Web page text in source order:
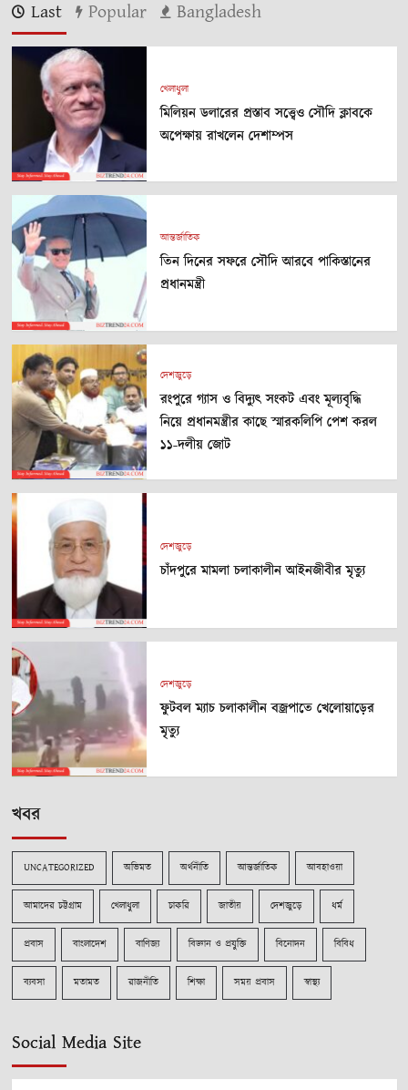
Last Popular Bangladesh
খেলাধুলা
মিলিয়ন ডলারের প্রস্তাব সত্ত্বেও সৌদি ক্লাবকে
অপেক্ষায় রাখলেন দেশাম্পস
আন্তর্জাতিক
তিন দিনের সফরে সৌদি আরবে পাকিস্তানের
প্রধানমন্ত্রী
দেশজুড়ে
রংপুরে গ্যাস ও বিদ্যুৎ সংকট এবং মূল্যবৃদ্ধি
নিয়ে প্রধানমন্ত্রীর কাছে স্মারকলিপি পেশ করল
১১-দলীয় জোট
দেশজুড়ে
চাঁদপুরে মামলা চলাকালীন আইনজীবীর মৃত্যু
দেশজুড়ে
ফুটবল ম্যাচ চলাকালীন বজ্রপাতে খেলোয়াড়ের
মৃত্যু
খবর
UNCATEGORIZED অভিমত অর্থনীতি আন্তর্জাতিক আবহাওয়া
আমাদের চট্টগ্রাম খেলাধুলা চাকরি জাতীয় দেশজুড়ে ধর্ম
প্রবাস বাংলাদেশ বাণিজ্য বিজ্ঞান ও প্রযুক্তি বিনোদন বিবিধ
ব্যবসা মতামত রাজনীতি শিক্ষা সময় প্রবাস স্বাস্থ্য
Social Media Site